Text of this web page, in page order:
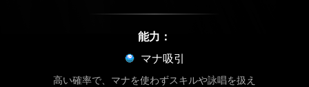
能力：
マナ吸引
高い確率で、マナを使わずスキルや詠唱を扱え